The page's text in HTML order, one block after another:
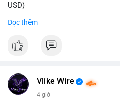
USD)
Khối lượng 12.1 BTC tương
Động thái này có thể là bước
hoặc tái phân bổ tài sản giữa
Đọc thêm
Vlike Wire
4 giờ